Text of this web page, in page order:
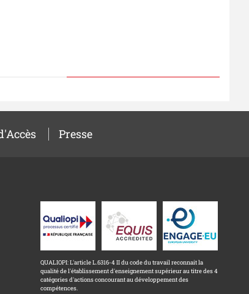
Presse
QUALIOPI: L'article L.6316-4 II du code du travail reconnait la
qualité de l'établissement d'enseignement supérieur au titre des 4
catégories d'actions concourant au développement des
compétences.